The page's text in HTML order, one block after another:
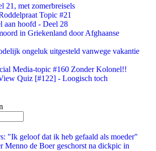
21, met zomerbreisels
Topic #21
aan hoofd - Deel 28
in Griekenland door Afghaanse
ongeluk uitgesteld vanwege vakantie
Media-topic #160 Zonder Kolonel!!
Quiz [#122] - Loogisch toch
"Ik geloof dat ik heb gefaald als moeder"
Menno de Boer geschorst na dickpic in